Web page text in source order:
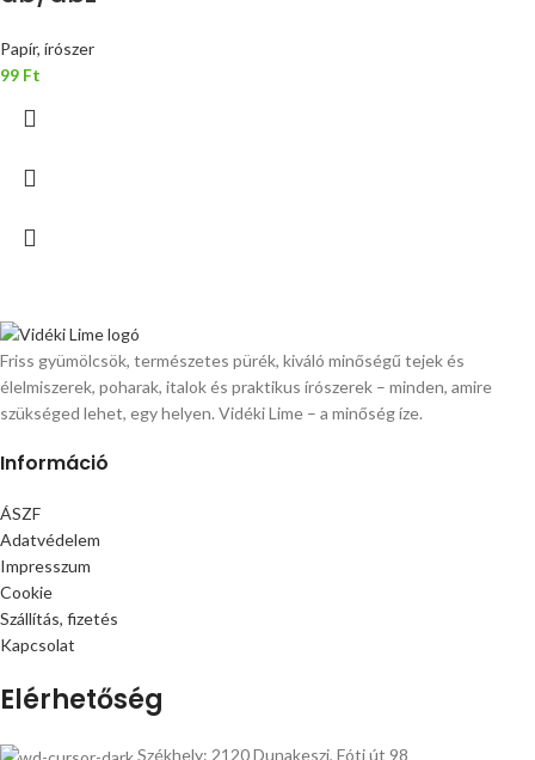
Papír, írószer
99 Ft
Friss gyümölcsök, természetes pürék, kiváló minőségű tejek és
élelmiszerek, poharak, italok és praktikus írószerek – minden, amire
szükséged lehet, egy helyen. Vidéki Lime – a minőség íze.
Információ
ÁSZF
Adatvédelem
Impresszum
Cookie
Szállítás, fizetés
Kapcsolat
Elérhetőség
Székhely: 2120 Dunakeszi, Fóti út 98